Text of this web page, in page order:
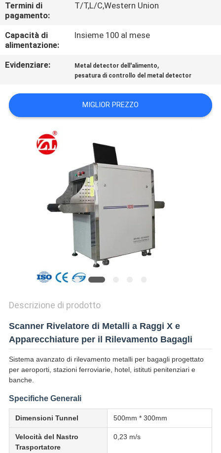
NOTIZIE
UNA
VR
SHOW
PRIVACY
Termini di
pagamento:
T/T,L/C,Western Union
Capacità di
alimentazione:
Insieme 100 al mese
Evidenziare: Metal detector dell'alimento,
pesatura di controllo del metal detector
MIGLIOR PREZZO
Descrizione di prodotto
Scanner Rivelatore di Metalli a Raggi X e
Apparecchiature per il Rilevamento Bagagli
Sistema avanzato di rilevamento metalli per bagagli progettato
per aeroporti, stazioni ferroviarie, hotel, istituti penitenziari e
banche.
Specifiche Generali
Dimensioni Tunnel 500mm * 300mm
Velocità del Nastro
Trasportatore
0,23 m/s